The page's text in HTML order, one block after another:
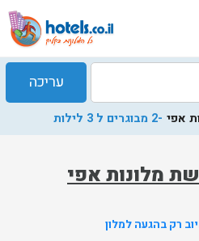
מלונות אפי
עריכה
אפי -2 מבוגרים ל 3 לילות
רק בהגעה למלון